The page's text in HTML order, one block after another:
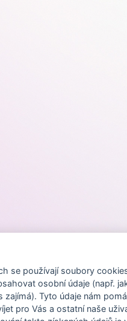
se používají soubory
osobní údaje (např.
zajímá). Tyto údaje nám
pro Vás a ostatní naše